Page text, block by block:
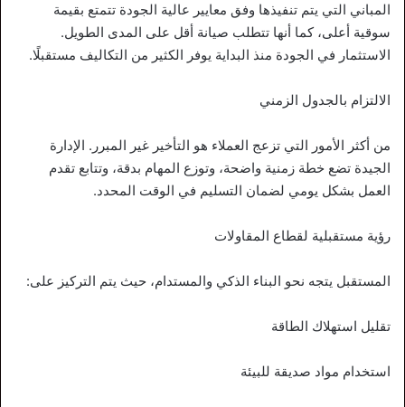
المباني التي يتم تنفيذها وفق معايير عالية الجودة تتمتع بقيمة
سوقية أعلى، كما أنها تتطلب صيانة أقل على المدى الطويل.
الاستثمار في الجودة منذ البداية يوفر الكثير من التكاليف مستقبلًا.
الالتزام بالجدول الزمني
من أكثر الأمور التي تزعج العملاء هو التأخير غير المبرر. الإدارة
الجيدة تضع خطة زمنية واضحة، وتوزع المهام بدقة، وتتابع تقدم
العمل بشكل يومي لضمان التسليم في الوقت المحدد.
رؤية مستقبلية لقطاع المقاولات
المستقبل يتجه نحو البناء الذكي والمستدام، حيث يتم التركيز على:
تقليل استهلاك الطاقة
استخدام مواد صديقة للبيئة